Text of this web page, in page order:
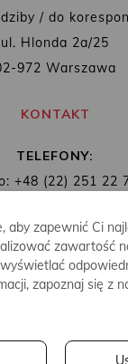
/ do
ul. Hlonda 2a/25
972 Warszawa
KONTAKT
TELEFONY:
+48 (22) 251 22
WYDAWNICTWO
aby zapewnić Ci
zawartość
zapoznaj się z